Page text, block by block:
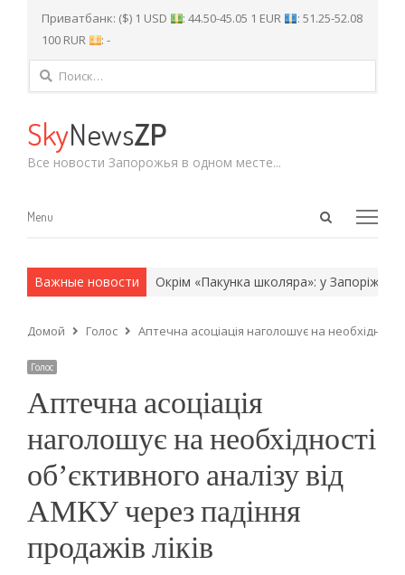
Приватбанк: ($) 1 USD : 44.50-45.05 1 EUR
: 51.25-52.08
100 RUR
: -
Найти:
SkyNewsZP
Все новости Запорожья в одном месте...
Open
Menu
Menu
Важные новости
армейские методы. Окрім «Пакунка школяра»: у Запоріжжі
Домой Голос Аптечна асоціація наголошує на
Голос
Аптечна асоціація
наголошує на необхідності
обʼєктивного аналізу від
АМКУ через падіння
продажів ліків